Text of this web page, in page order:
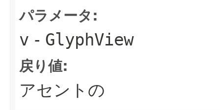
パラメータ:
v - GlyphView
戻り値:
アセントの